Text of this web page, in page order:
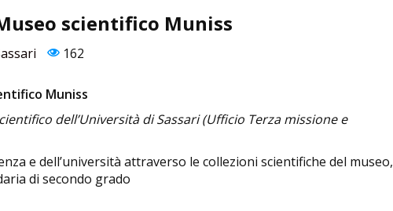
scientifico Muniss
162
Muniss
dell’Università di Sassari (Ufficio Terza missione e
e dell’università attraverso le collezioni scientifiche del museo,
di secondo grado